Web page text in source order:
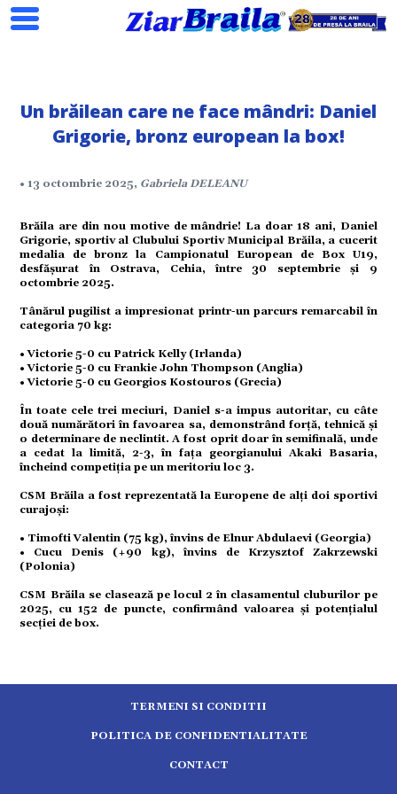
Un brăilean care ne face mândri: Daniel
Grigorie, bronz european la box!
• 13 octombrie 2025, Gabriela DELEANU
Brăila are din nou motive de mândrie! La doar 18 ani, Daniel
Grigorie, sportiv al Clubului Sportiv Municipal Brăila, a cucerit
medalia de bronz la Campionatul European de Box U19,
desfășurat în Ostrava, Cehia, între 30 septembrie și 9
octombrie 2025.
Tânărul pugilist a impresionat printr-un parcurs remarcabil în
categoria 70 kg:
• Victorie 5-0 cu Patrick Kelly (Irlanda)
• Victorie 5-0 cu Frankie John Thompson (Anglia)
• Victorie 5-0 cu Georgios Kostouros (Grecia)
În toate cele trei meciuri, Daniel s-a impus autoritar, cu câte
două numărători în favoarea sa, demonstrând forță, tehnică și
o determinare de neclintit. A fost oprit doar în semifinală, unde
a cedat la limită, 2-3, în fața georgianului Akaki Basaria,
încheind competiția pe un meritoriu loc 3.
CSM Brăila a fost reprezentată la Europene de alți doi sportivi
curajoși:
• Timofti Valentin (75 kg), învins de Elnur Abdulaevi (Georgia)
• Cucu Denis (+90 kg), învins de Krzysztof Zakrzewski
(Polonia)
CSM Brăila se clasează pe locul 2 în clasamentul cluburilor pe
2025, cu 152 de puncte, confirmând valoarea și potențialul
secției de box.
TERMENI SI CONDITII
POLITICA DE CONFIDENTIALITATE
CONTACT